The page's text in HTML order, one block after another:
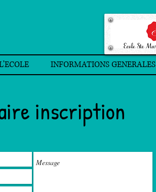
INFORMATIONS GENERALES
inscription